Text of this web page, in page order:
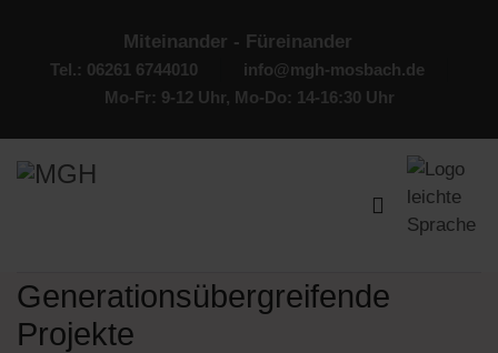
Miteinander - Füreinander
Tel.: 06261 6744010
info@mgh-mosbach.de
Mo-Fr: 9-12 Uhr, Mo-Do: 14-16:30 Uhr
Generationsübergreifende
Projekte